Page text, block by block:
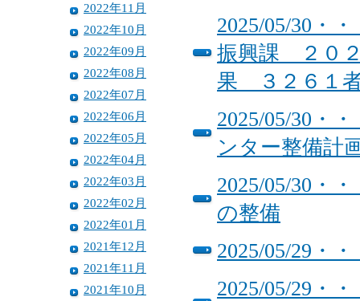
2022年11月
2022年10月
2022年09月
2022年08月
2022年07月
2022年06月
2022年05月
2022年04月
2022年03月
2022年02月
2022年01月
2021年12月
2021年11月
2021年10月
2025/05/30・
振興課 ２０２
果 ３２６１
2025/05/30・
ンター整備計
2025/05/30・
の整備
2025/05/29・
2025/05/29・